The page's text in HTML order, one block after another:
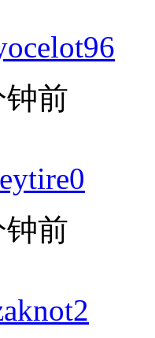
钟前
钟前